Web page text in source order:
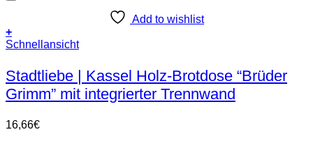
Add to wishlist
+
Schnellansicht
Stadtliebe | Kassel Holz-Brotdose “Brüder
Grimm” mit integrierter Trennwand
16,66€